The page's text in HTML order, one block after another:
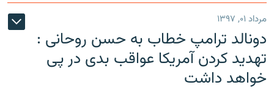
مرداد ۰۱, ۱۳۹۷
دونالد ترامپ خطاب به حسن روحانی :
تهدید کردن آمریکا عواقب بدی در پی
خواهد داشت